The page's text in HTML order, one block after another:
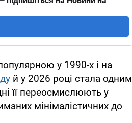
у 1990-х і на
й у 2026 році стала одним
її переосмислюють у
мінімалістичних до